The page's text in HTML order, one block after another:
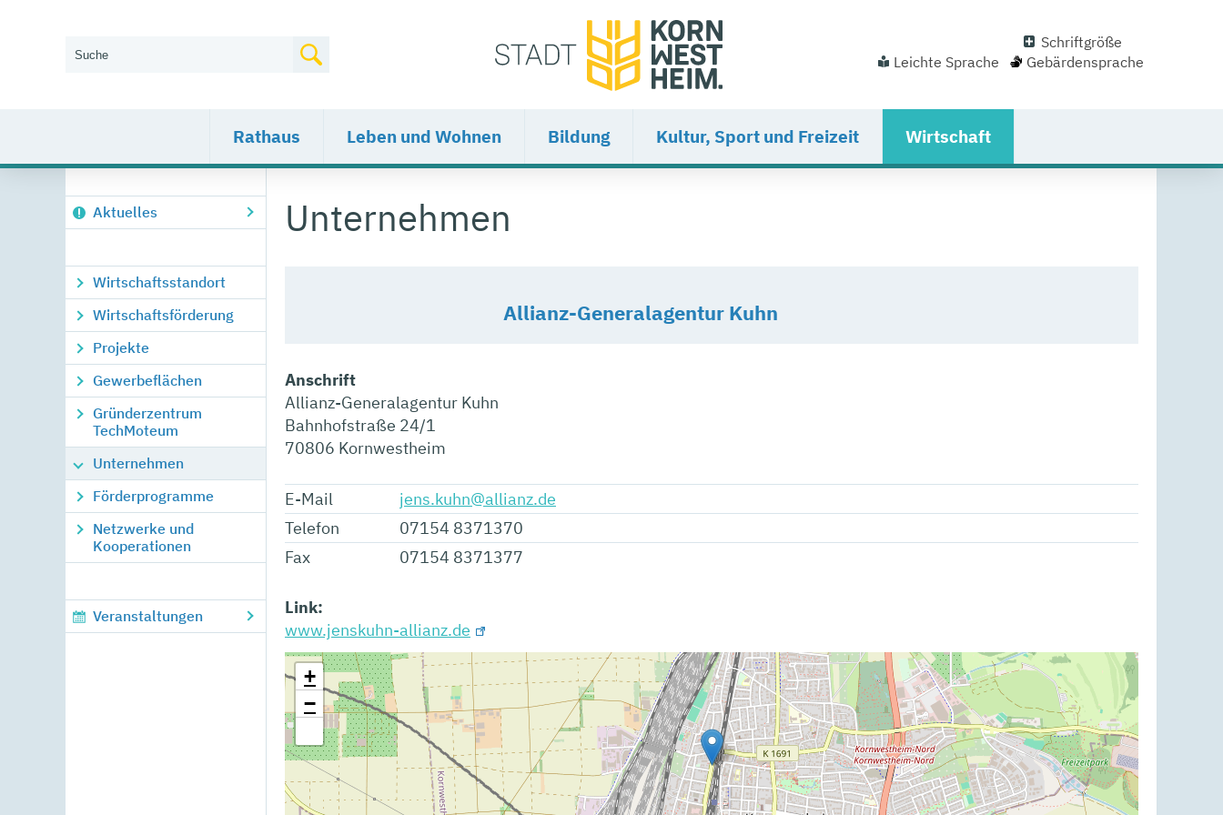
Schriftgröße
Leichte Sprache
Gebärdensprache
Rathaus Leben und Wohnen Bildung Kultur, Sport und Freizeit Wirtschaft
Aktuelles
Wirtschaftsstandort
Wirtschaftsförderung
Projekte
Gewerbeflächen
Gründerzentrum
TechMoteum
Unternehmen
Förderprogramme
Netzwerke und
Kooperationen
Veranstaltungen
Unternehmen
Allianz-Generalagentur Kuhn
Anschrift
Allianz-Generalagentur Kuhn
Bahnhofstraße 24/1
70806 Kornwestheim
E-Mail
jens.kuhn@allianz.de
Telefon
07154 8371370
Fax
07154 8371377
Link:
www.jenskuhn-allianz.de
+
−